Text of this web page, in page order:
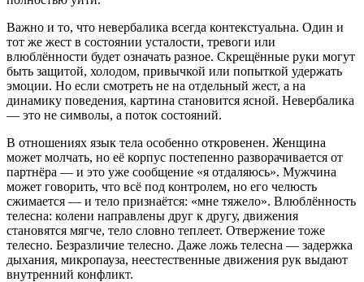
Важно и то, что невербалика всегда контекстуальна. Один и
тот же жест в состоянии усталости, тревоги или
влюблённости будет означать разное. Скрещённые руки могут
быть защитой, холодом, привычкой или попыткой удержать
эмоции. Но если смотреть не на отдельный жест, а на
динамику поведения, картина становится ясной. Невербалика
— это не символы, а поток состояний.
В отношениях язык тела особенно откровенен. Женщина
может молчать, но её корпус постепенно разворачивается от
партнёра — и это уже сообщение «я отдаляюсь». Мужчина
может говорить, что всё под контролем, но его челюсть
сжимается — и тело признаётся: «мне тяжело». Влюблённость
телесна: колени направлены друг к другу, движения
становятся мягче, тело словно теплеет. Отвержение тоже
телесно. Безразличие телесно. Даже ложь телесна — задержка
дыхания, микропаузa, неестественные движения рук выдают
внутренний конфликт.